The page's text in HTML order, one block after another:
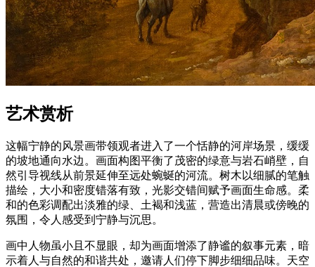
艺术赏析
这幅宁静的风景画带领观者进入了一个恬静的河岸场景，缓缓
的坡地通向水边。画面构图平衡了茂密的绿意与岩石峭壁，自
然引导视线从前景延伸至远处蜿蜒的河流。树木以细腻的笔触
描绘，大小和密度错落有致，光影交错间赋予画面生命感。柔
和的色彩调配出淡雅的绿、土褐和浅蓝，营造出清晨或傍晚的
氛围，令人感受到宁静与沉思。
画中人物虽小且不显眼，却为画面增添了静谧的叙事元素，暗
示着人与自然的和谐共处，邀请人们停下脚步细细品味。天空